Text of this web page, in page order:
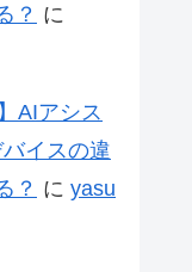
？ に
AIアシス
イスの違
？ に yasu